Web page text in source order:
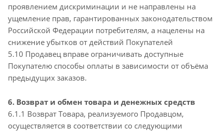
проявлением дискриминации и не направлены на
ущемление прав, гарантированных законодательством
Российской Федерации потребителям, а нацелены на
снижение убытков от действий Покупателей
5.10 Продавец вправе ограничивать доступные
Покупателю способы оплаты в зависимости от объёма
предыдущих заказов.
6. Возврат и обмен товара и денежных средств
6.1.1 Возврат Товара, реализуемого Продавцом,
осуществляется в соответствии со следующими